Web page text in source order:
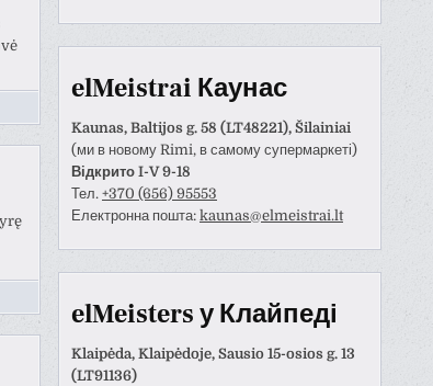
Anastazija Lukoševičienė
paliko tik
Mandagus bendravimas
greitai bei kokybiškai
atliktas darbas.
elMeistrai Каунас
Kaunas, Baltijos g. 58 (LT48221), Šilainiai
(ми в новому Rimi, в самому супермаркеті)
Відкрито I-V 9-18
Тел. +370 (656) 95553
Електронна пошта: kaunas@elmeistrai.lt
elMeisters у Клайпеді
Klaipėda, Klaipėdoje, Sausio 15-osios g. 13
(LT91136)